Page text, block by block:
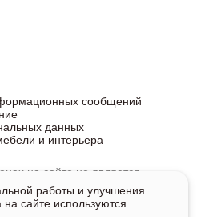
и интерьера
сообщений
данных
на сайте не является
информационный
о наличии
работы и улучшения
на сайте используются